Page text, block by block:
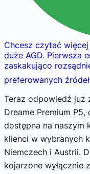
Chcesz czytać
duże AGD. Pierwsza
zaskakująco
preferowanych
Teraz odpowiedź już
Dreame Premium
dostępna na naszym
klienci w wybranych
Niemczech i Austrii.
kojarzone wyłącznie